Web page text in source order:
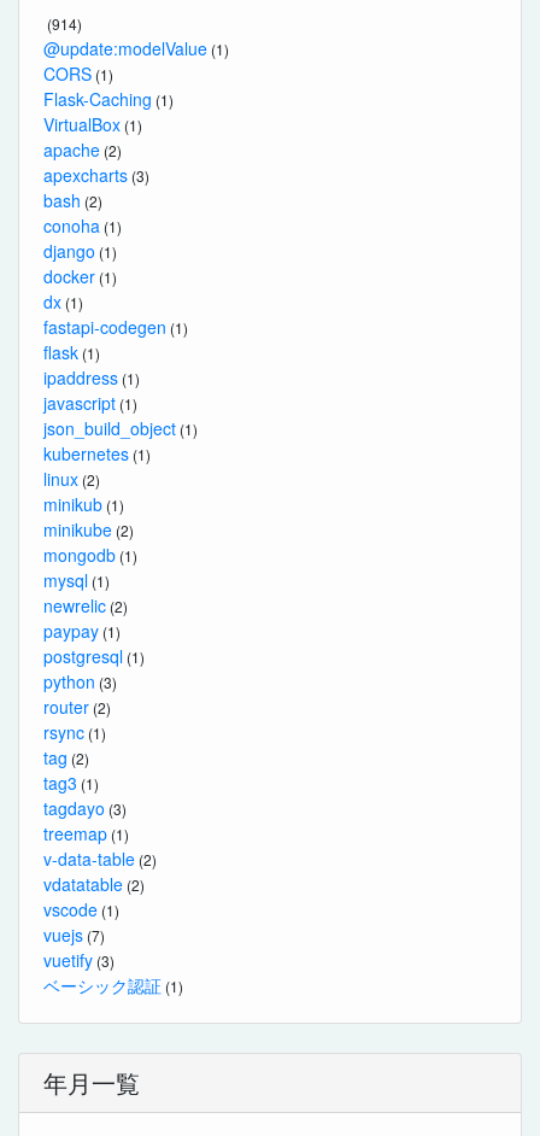
(914)
@update:modelValue (1)
CORS (1)
Flask-Caching (1)
VirtualBox (1)
apache (2)
apexcharts (3)
bash (2)
conoha (1)
django (1)
docker (1)
dx (1)
fastapi-codegen (1)
flask (1)
ipaddress (1)
javascript (1)
json_build_object (1)
kubernetes (1)
linux (2)
minikub (1)
minikube (2)
mongodb (1)
mysql (1)
newrelic (2)
paypay (1)
postgresql (1)
python (3)
router (2)
rsync (1)
tag (2)
tag3 (1)
tagdayo (3)
treemap (1)
v-data-table (2)
vdatatable (2)
vscode (1)
vuejs (7)
vuetify (3)
ベーシック認証 (1)
年月一覧